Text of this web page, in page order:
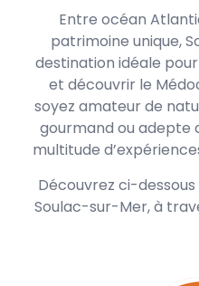
Entre océan
patrimoine unique,
destination idéale
et découvrir le
soyez amateur de
gourmand ou adepte
multitude
Découvrez ci-
Soulac-sur-Mer, à